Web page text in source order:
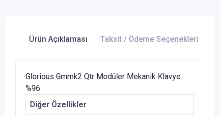
Ürün Açıklaması Taksit / Ödeme Seçenekleri
Glorious Gmmk2 Qtr Modüler Mekanik Klavye
%96
Diğer Özellikler